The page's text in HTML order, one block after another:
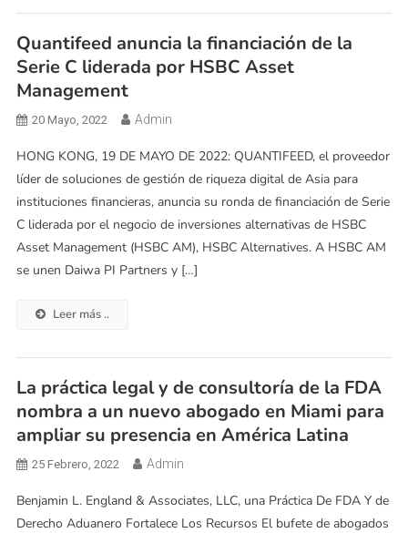
Quantifeed anuncia la financiación de la
Serie C liderada por HSBC Asset
Management
20 Mayo, 2022 Admin
HONG KONG, 19 DE MAYO DE 2022: QUANTIFEED, el proveedor
líder de soluciones de gestión de riqueza digital de Asia para
instituciones financieras, anuncia su ronda de financiación de Serie
C liderada por el negocio de inversiones alternativas de HSBC
Asset Management (HSBC AM), HSBC Alternatives. A HSBC AM
se unen Daiwa PI Partners y […]
Leer más ..
La práctica legal y de consultoría de la FDA
nombra a un nuevo abogado en Miami para
ampliar su presencia en América Latina
25 Febrero, 2022 Admin
Benjamin L. England & Associates, LLC, una Práctica De FDA Y de
Derecho Aduanero Fortalece Los Recursos El bufete de abogados